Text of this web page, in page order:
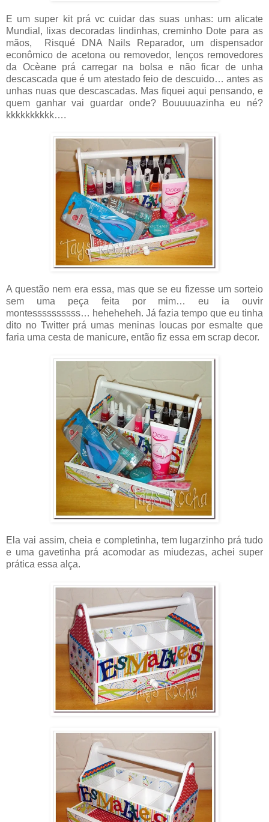
E um super kit prá vc cuidar das suas unhas: um alicate
Mundial, lixas decoradas lindinhas, creminho Dote para as
mãos, Risqué DNA Nails Reparador, um dispensador
econômico de acetona ou removedor, lenços removedores
da Ocèane prá carregar na bolsa e não ficar de unha
descascada que é um atestado feio de descuido… antes as
unhas nuas que descascadas. Mas fiquei aqui pensando, e
quem ganhar vai guardar onde? Bouuuuazinha eu né?
kkkkkkkkkk….
A questão nem era essa, mas que se eu fizesse um sorteio
sem uma peça feita por mim… eu ia ouvir
montessssssssss… heheheheh. Já fazia tempo que eu tinha
dito no Twitter prá umas meninas loucas por esmalte que
faria uma cesta de manicure, então fiz essa em scrap decor.
Ela vai assim, cheia e completinha, tem lugarzinho prá tudo
e uma gavetinha prá acomodar as miudezas, achei super
prática essa alça.